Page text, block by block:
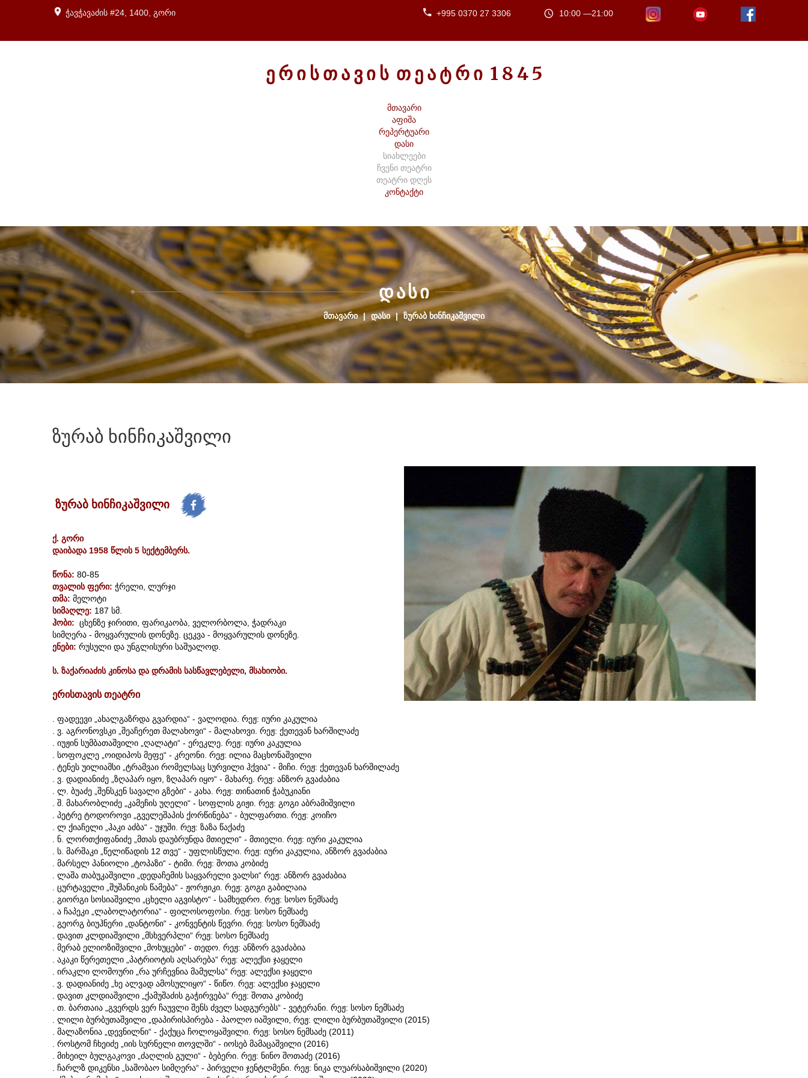
ჭავჭავაძის #24, 1400, გორი +995 0370 27 3306 10:00 —21:00
ᲔᲠᲘᲡᲗᲐᲕᲘᲡ ᲗᲔᲐᲢᲠᲘ 1 845
მთავარი
აფიშა
რეპერტუარი
დასი
სიახლეები
ჩვენი თეატრი
თეატრი დღეს
კონტაქტი
ᲓᲐᲡᲘ
ᲛᲗᲐᲕᲐᲠᲘ | ᲓᲐᲡᲘ | ᲖᲣᲠᲐᲑ ᲮᲘᲜᲩᲘᲙᲐᲨᲕᲘᲚᲘ
ზურაბ ხინჩიკაშვილი
ზურაბ ხინჩიკაშვილი
ქ. გორი
დაიბადა 1958 წლის 5 სექტემბერს.
წონა: 80-85
თვალის ფერი: ჭრელი, ლურჯი
თმა: მელოტი
სიმაღლე: 187 სმ.
ჰობი: ცხენზე ჯირითი, ფარიკაობა, ველორბოლა, ჭადრაკი
სიმღერა - მოყვარულის დონეზე. ცეკვა - მოყვარულის დონეზე.
ენები: რუსული და უნგლისური საშუალოდ.
ს. ზაქარიაძის კინოსა და დრამის სასწავლებელი, მსახიობი.
ერისთავის თეატრი
. ფადეევი „ახალგაზრდა გვარდია“ - ვალოდია. რეჟ: იური კაკულია
. ვ. აგრონოვსკი „შეაჩერეთ მალახოვი“ - მალახოვი. რეჟ: ქეთევან ხარშილაძე
. იუჟინ სუმბათაშვილი „ღალატი“ - ერეკლე. რეჟ: იური კაკულია
. სოფოკლე „ოიდიპოს მეფე“ - კრეონი. რეჟ: ილია მაცხონაშვილი
. ტენეს უილიამსი „ტრამვაი რომელსაც სურვილი ჰქვია“ - მიჩი. რეჟ: ქეთევან ხარშილაძე
. ვ. დადიანიძე „ზღაპარ იყო, ზღაპარ იყო“ - მახარე. რეჟ: ანზორ გვაძაბია
. ლ. ბუაძე „შენსკენ სავალი გზები“ - კახა. რეჟ: თინათინ ჭაბუკიანი
. შ. მახარობლიძე „კამეჩის უღელი“ - სოფლის გიჟი. რეჟ: გოგი აბრამიშვილი
. პეტრე ტოდოროვი „გველეშაპის ქორწინება“ - ბულფართი. რეჟ: კოიჩო
. ლ ქიაჩელი „ჰაკი აძბა“ - უჯუში. რეჟ: ზაზა წაქაძე
. ნ. ლორთქიფანიძე „მთას დაუბრუნდა მთიელი“ - მთიელი. რეჟ: იური კაკულია
. ს. მარშაკი „წელიწადის 12 თვე“ - უფლისწული. რეჟ: იური კაკულია, ანზორ გვაძაბია
. მარსელ პანიოლი „ტოპაზი“ - ტიმი. რეჟ: შოთა კობიძე
. ლაშა თაბუკაშვილი „დედაჩემის საყვარელი ვალსი“ რეჟ: ანზორ გვაძაბია
. ცურტაველი „შუშანიკის წამება“ - ჟორჟიკი. რეჟ: გოგი გაბილაია
. გიორგი სოსიაშვილი „ცხელი აგვისტო“ - სამხედრო. რეჟ: სოსო ნემსაძე
. ა ჩაპეკი „ლაბოლატორია“ - ფილოსოფოსი. რეჟ: სოსო ნემსაძე
. გეორგ ბიუჰნერი „დანტონი“ - კონვენტის წევრი. რეჟ: სოსო ნემსაძე
. დავით კლდიაშვილი „მსხვერპლი“ რეჟ: სოსო ნემსაძე
. მერაბ ელიოზიშვილი „მოხუცები“ - თედო. რეჟ: ანზორ გვაძაბია
. აკაკი წერეთელი „პატრიოტის აღსარება“ რეჟ: ალექსი ჯაყელი
. ირაკლი ლომოური „რა ურჩევნია მამულსა“ რეჟ: ალექსი ჯაყელი
. ვ. დადიანიძე „ხე ალვად ამოსულიყო“ - წიწო. რეჟ: ალექსი ჯაყელი
. დავით კლდიაშვილი „ქამუშაძის გაჭირვება“ რეჟ: შოთა კობიძე
. თ. ბართაია „გვერდს ვერ ჩაუვლი შენს ძველ სადგურებს“ - ვეტერანი. რეჟ: სოსო ნემსაძე
. ლილი ბურბუთაშვილი „დაპირისპირება - პაოლო იაშვილი, რეჟ: ლილი ბურბუთაშვილი (2015)
. მალაზონია „დევნილნი“ - ქაქუცა ჩოლოყაშვილი. რეჟ: სოსო ნემსაძე (2011)
. როსტომ ჩხეიძე „იის სურნელი თოვლში“ - იოსებ მამაცაშვილი (2016)
. მიხეილ ბულგაკოვი „ძაღლის გული“ - ბებერი. რეჟ: ნინო შოთაძე (2016)
. ჩარლზ დიკენსი „საშობაო სიმღერა“ - პირველი ჯენტლმენი. რეჟ: ნიკა ლუარსაბიშვილი (2020)